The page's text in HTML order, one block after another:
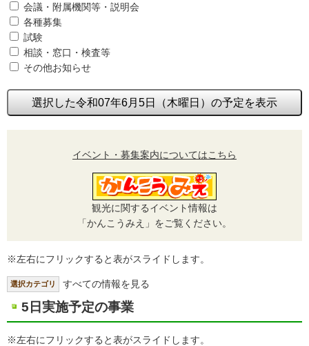
会議・附属機関等・説明会
各種募集
試験
相談・窓口・検査等
その他お知らせ
選択した令和07年6月5日（木曜日）の予定を表示
イベント・募集案内についてはこちら
観光に関するイベント情報は
「かんこうみえ」をご覧ください。
※左右にフリックすると表がスライドします。
選択カテゴリ すべての情報を見る
5日実施予定の事業
※左右にフリックすると表がスライドします。